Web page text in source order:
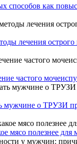
способов как
лечения острого
частого
мужчине о ТРУЗИ
мясо полезнее